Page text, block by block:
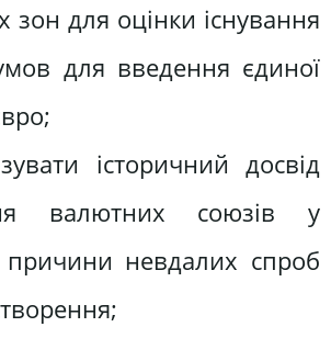
зон для оцінки існування
для введення єдиної
історичний досвід
валютних союзів у
причини невдалих спроб